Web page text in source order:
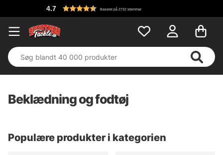
4.7 Baseret på 2732 stemmer
Beklædning og fodtøj
Populære produkter i kategorien